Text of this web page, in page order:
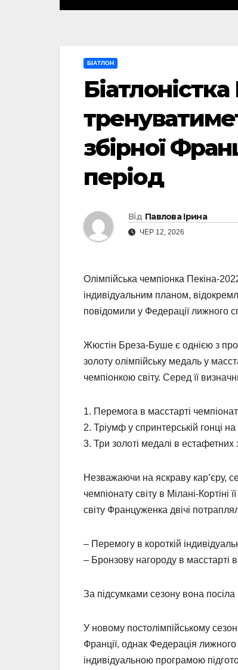
БІАТЛОН
збірної
період
Від Павлова Ірина
ЧЕР 12, 2026
Олімпійська чемпіонка Пекіна-
індивідуальним планом,
повідомили у Федерації лижного
Жюстін Бреза-Буше є однією з
золоту олімпійську медаль у
чемпіонкою світу. Серед її
1. Перемога в масстарті
2. Тріумф у спринтерській гонці
3. Три золоті медалі в естафетних
Незважаючи на яскраву кар’єру,
чемпіонату світу в Мілані-
світу Француженка двічі
– Перемогу в короткій
– Бронзову нагороду в масстарті в
За підсумками сезону вона посіла
У новому постолімпійському
Франції, однак Федерація
індивідуальною програмою